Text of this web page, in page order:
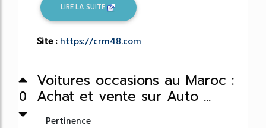
LIRE LA SUITE
Site : https://crm48.com
0
Voitures occasions au Maroc :
Achat et vente sur Auto ...
Pertinence